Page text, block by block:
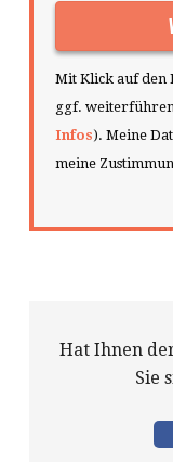
Mit Klick auf den
ggf.
Infos). Meine
meine
Hat Ihnen
Sie